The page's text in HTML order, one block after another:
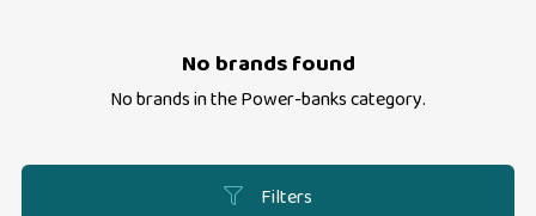
Filters
No brands found
No brands in thePower-bankscategory.